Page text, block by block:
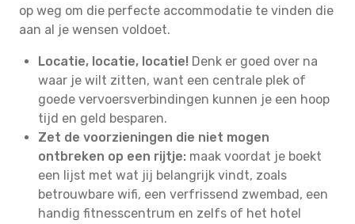
op weg om die perfecte accommodatie te vinden die
aan al je wensen voldoet.
Locatie, locatie, locatie! Denk er goed over na
waar je wilt zitten, want een centrale plek of
goede vervoersverbindingen kunnen je een hoop
tijd en geld besparen.
Zet de voorzieningen die niet mogen
ontbreken op een rijtje: maak voordat je boekt
een lijst met wat jij belangrijk vindt, zoals
betrouwbare wifi, een verfrissend zwembad, een
handig fitnesscentrum en zelfs of het hotel